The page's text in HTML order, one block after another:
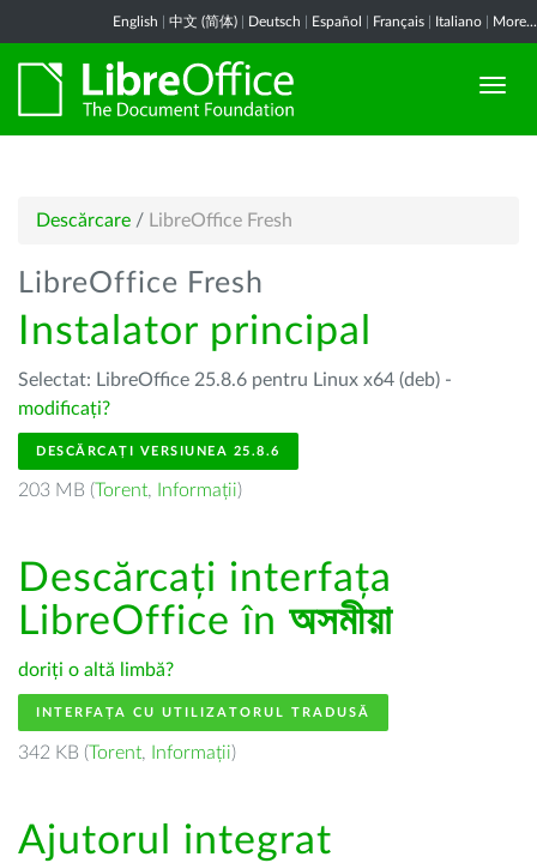
English 中文 (简体) Deutsch Español Français Italiano More...
Descărcare / LibreOffice Fresh
LibreOffice Fresh
Instalator principal
Selectat: LibreOffice 25.8.6 pentru Linux x64 (deb) -
modificați?
DESCĂRCAȚI VERSIUNEA 25.8.6
203 MB (Torent, Informații)
Descărcați interfața
LibreOffice în অসমীয়া
doriți o altă limbă?
INTERFAȚA CU UTILIZATORUL TRADUSĂ
342 KB (Torent, Informații)
Ajutorul integrat